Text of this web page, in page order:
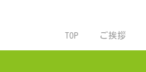
TOP ご挨拶